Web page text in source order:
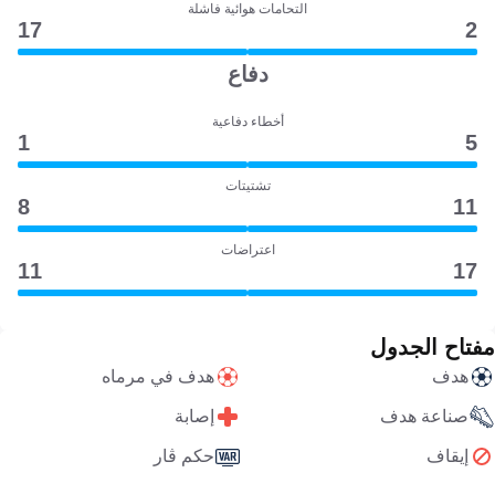
التحامات هوائية فاشلة
2
17
دفاع
أخطاء دفاعية
5
1
تشتيتات
11
8
اعتراضات
17
11
مفتاح الجدول
هدف هدف في مرماه
صناعة هدف إصابة
إيقاف حكم ڤار